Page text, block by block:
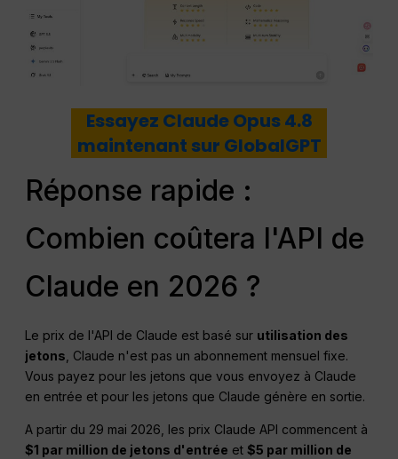
Essayez Claude Opus 4.8
maintenant sur GlobalGPT
Réponse rapide :
Combien coûtera l'API de
Claude en 2026 ?
Le prix de l'API de Claude est basé sur utilisation des
jetons , Claude n'est pas un abonnement mensuel fixe.
Vous payez pour les jetons que vous envoyez à Claude
en entrée et pour les jetons que Claude génère en sortie.
A partir du 29 mai 2026, les prix Claude API commencent à
$1 par million de jetons d'entrée et$5 par million de